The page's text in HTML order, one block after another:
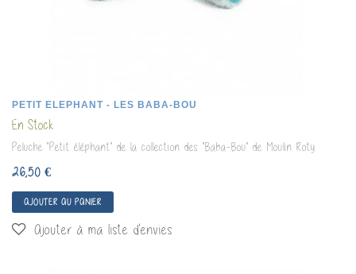
PETIT ELEPHANT - LES BABA-BOU
En Stock
Peluche "Petit éléphant" de la collection des "Baba-Bou" de Moulin Roty
26,50 €
AJOUTER AU PANIER
Ajouter à ma liste d'envies